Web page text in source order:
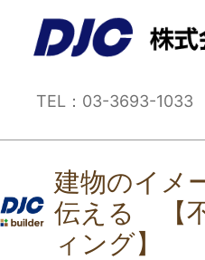
TEL：03-3693-1033
建物のイメ
伝える 【
ィング】